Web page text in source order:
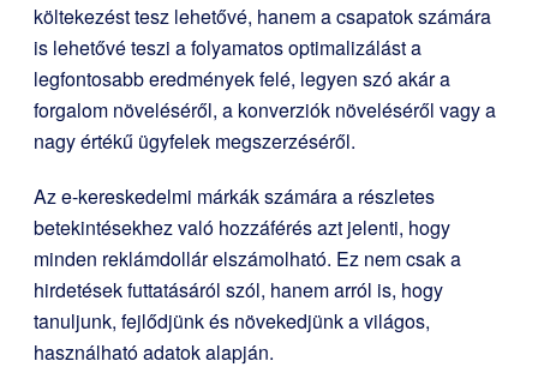
költekezést tesz lehetővé, hanem a csapatok számára
is lehetővé teszi a folyamatos optimalizálást a
legfontosabb eredmények felé, legyen szó akár a
forgalom növeléséről, a konverziók növeléséről vagy a
nagy értékű ügyfelek megszerzéséről.
Az e-kereskedelmi márkák számára a részletes
betekintésekhez való hozzáférés azt jelenti, hogy
minden reklámdollár elszámolható. Ez nem csak a
hirdetések futtatásáról szól, hanem arról is, hogy
tanuljunk, fejlődjünk és növekedjünk a világos,
használható adatok alapján.